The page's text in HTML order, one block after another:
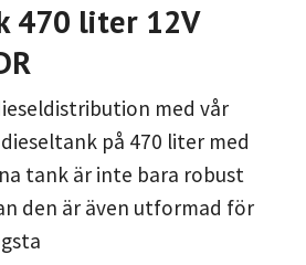
470 liter 12V
med vår
på 470 liter med
tank är inte bara robust
den är även utformad för